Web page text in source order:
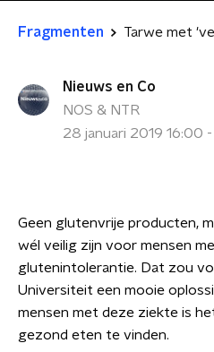
Fragmenten Tarwe met
Nieuws en Co
NOS & NTR
28 januari 2019 16:00
Geen glutenvrije producten,
wél veilig zijn voor mensen
glutenintolerantie. Dat zou
Universiteit een mooie
mensen met deze ziekte is
gezond eten te vinden.